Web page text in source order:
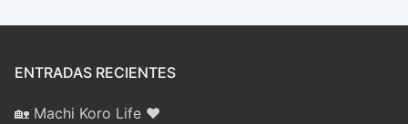
ENTRADAS RECIENTES
🏡 Machi Koro Life ❤️